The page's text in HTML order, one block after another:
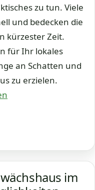
zu tun. Viele
und bedecken die
kürzester Zeit.
für Ihr lokales
an Schatten und
zu erzielen.
im